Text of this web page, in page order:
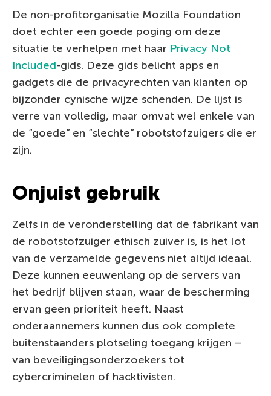
De non-profitorganisatie Mozilla Foundation
doet echter een goede poging om deze
situatie te verhelpen met haar Privacy Not
Included-gids. Deze gids belicht apps en
gadgets die de privacyrechten van klanten op
bijzonder cynische wijze schenden. De lijst is
verre van volledig, maar omvat wel enkele van
de “goede” en “slechte” robotstofzuigers die er
zijn.
Onjuist gebruik
Zelfs in de veronderstelling dat de fabrikant van
de robotstofzuiger ethisch zuiver is, is het lot
van de verzamelde gegevens niet altijd ideaal.
Deze kunnen eeuwenlang op de servers van
het bedrijf blijven staan, waar de bescherming
ervan geen prioriteit heeft. Naast
onderaannemers kunnen dus ook complete
buitenstaanders plotseling toegang krijgen –
van beveiligingsonderzoekers tot
cybercriminelen of hacktivisten.